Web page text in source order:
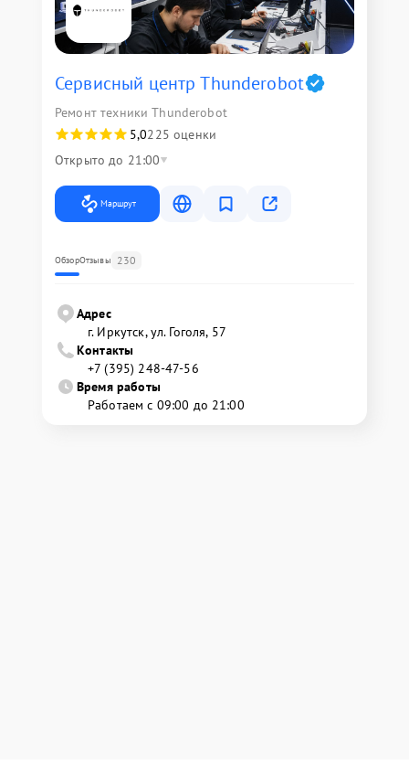
Сервисный центр Thunderobot
Ремонт техники Thunderobot
5,0225 оценки
Открыто до 21:00
Маршрут
ОбзорОтзывы 230
Адрес
г. Иркутск, ул. ​Гоголя, 57
Контакты
+7 (395) 248-47-56
Время работы
Работаем с 09:00 до 21:00